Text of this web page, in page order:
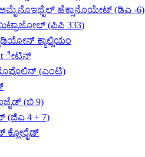
ಹೆಕ್ಸಾನೊಯೇಟ್ (ಡಿಎ -6)
(ಪಿಪಿ 333)
ಕ್ಯಾಲ್ಸಿಯಂ
at ೀಟಿನ್
(ಎಂಟಿ)
(ಬಿ 9)
(ಜಿಎ 4 + 7)
ಕ್ಲೋರೈಡ್